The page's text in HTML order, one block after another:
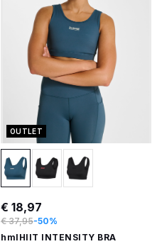
OUTLET
€ 18,97
€ 37,95-50%
hmlHIIT INTENSITY BRA